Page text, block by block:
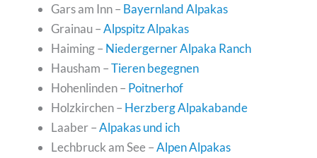
Gars am Inn – Bayernland Alpakas
Grainau –Alpspitz Alpakas
Haiming – Niedergerner Alpaka Ranch
Hausham –Tieren begegnen
Hohenlinden – Poitnerhof
Holzkirchen – Herzberg Alpakabande
Laaber –Alpakas und ich
Lechbruck am See –Alpen Alpakas